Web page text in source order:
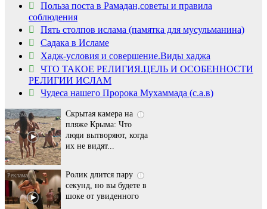
Польза поста в Рамадан,советы и правила
соблюдения
Пять столпов ислама (памятка для мусульманина)
Садака в Исламе
Хадж-условия и совершение.Виды хаджа
ЧТО ТАКОЕ РЕЛИГИЯ.ЦЕЛЬ И ОСОБЕННОСТИ
РЕЛИГИИ ИСЛАМ
Чудеса нашего Пророка Мухаммада (с.а.в)
i
Ролик длится
несколько секунд, а
смеяться вы будете
долго
i
Скрытая камера на
пляже Крыма: Что
люди вытворяют, когда
их не видят...
i
Ролик длится пару
секунд, но вы будете в
шоке от увиденного